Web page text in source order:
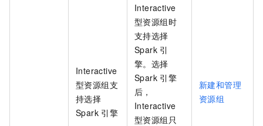
Interactive
型资源组支
持选择
Spark 引擎
Interactive
型资源组时
支持选择
Spark 引
擎。选择
Spark 引擎
后，
Interactive
型资源组只
新建和管理
资源组